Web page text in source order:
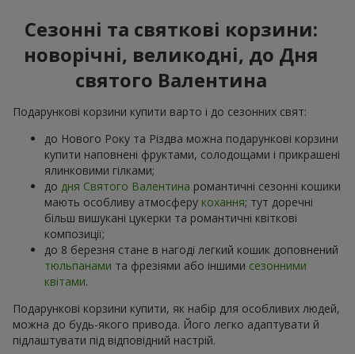
Сезонні та святкові корзини:
новорічні, великодні, до Дня
святого Валентина
Подарункові корзини купити варто і до сезонних свят:
до Нового Року та Різдва можна подарункові корзини
купити наповнені фруктами, солодощами і прикрашені
ялинковими гілками;
до дня Святого Валентина романтичні сезонні кошики
мають особливу атмосферу кохання; тут доречні
більш вишукані цукерки та романтичні квіткові
композиції;
до 8 березня стане в нагоді легкий кошик доповнений
тюльпанами та фрезіями або іншими сезонними
квітами.
Подарункові корзини купити, як набір для особливих людей,
можна до будь-якого привода. Його легко адаптувати й
підлаштувати під відповідний настрій.